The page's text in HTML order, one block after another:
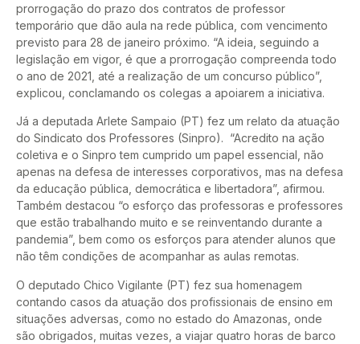
prorrogação do prazo dos contratos de professor
temporário que dão aula na rede pública, com vencimento
previsto para 28 de janeiro próximo. “A ideia, seguindo a
legislação em vigor, é que a prorrogação compreenda todo
o ano de 2021, até a realização de um concurso público”,
explicou, conclamando os colegas a apoiarem a iniciativa.
Já a deputada Arlete Sampaio (PT) fez um relato da atuação
do Sindicato dos Professores (Sinpro). “Acredito na ação
coletiva e o Sinpro tem cumprido um papel essencial, não
apenas na defesa de interesses corporativos, mas na defesa
da educação pública, democrática e libertadora”, afirmou.
Também destacou “o esforço das professoras e professores
que estão trabalhando muito e se reinventando durante a
pandemia”, bem como os esforços para atender alunos que
não têm condições de acompanhar as aulas remotas.
O deputado Chico Vigilante (PT) fez sua homenagem
contando casos da atuação dos profissionais de ensino em
situações adversas, como no estado do Amazonas, onde
são obrigados, muitas vezes, a viajar quatro horas de barco